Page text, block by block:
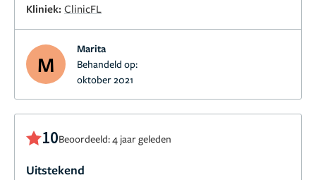
Kliniek: ClinicFL
M
Marita
Behandeld op:
oktober 2021
10Beoordeeld: 4 jaar geleden
Uitstekend